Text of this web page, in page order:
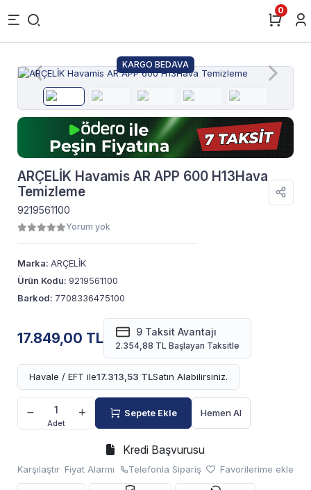
0
KARGO BEDAVA
ARÇELİK Havamis AR APP 600 H13Hava
Temizleme
9219561100
Yorum yok
Marka: ARÇELİK
Ürün Kodu: 9219561100
Barkod: 7708336475100
17.849,00 TL 9 Taksit Avantajı
2.354,88 TL Başlayan Taksitle
Havale / EFT ile17.313,53 TLSatın Alabilirsiniz.
Adet
Sepete Ekle Hemen Al
Kredi Başvurusu
Karşılaştır Fiyat Alarmı Telefonla Sipariş Favorilerime ekle